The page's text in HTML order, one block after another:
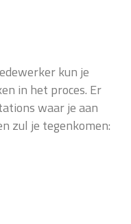
kun je
in het proces. Er
waar je aan
zul je tegenkomen: